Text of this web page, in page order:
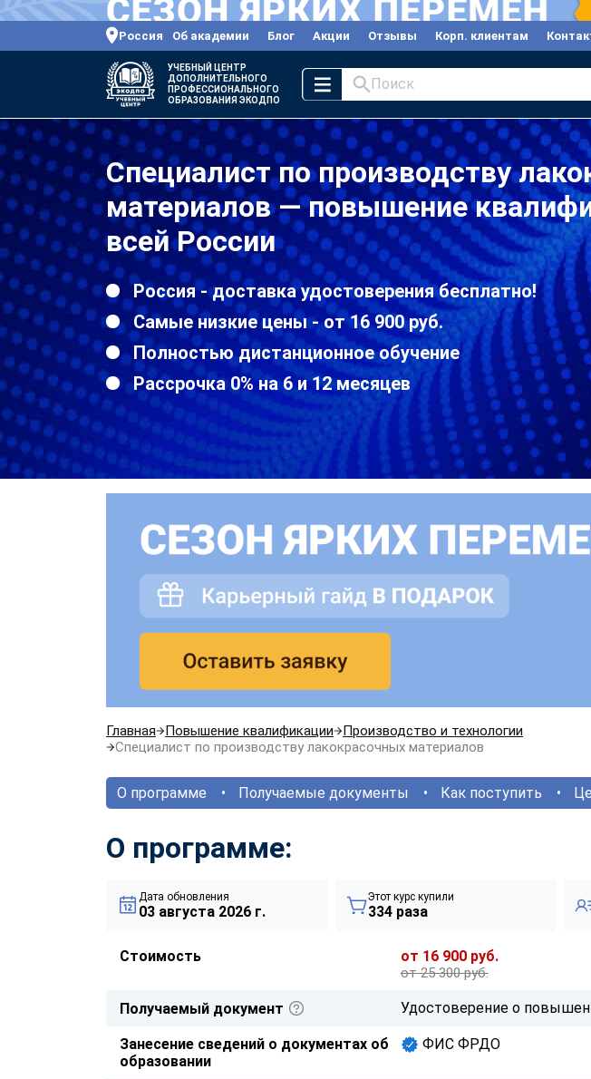
Россия Об академии Блог Акции Отзывы Корп. клиентам
УЧЕБНЫЙ ЦЕНТР
ДОПОЛНИТЕЛЬНОГО
ПРОФЕССИОНАЛЬНОГО
ОБРАЗОВАНИЯ ЭКОДПО
Поиск
Специалист по производству
материалов — повышение
всей России
Россия - доставка удостоверения бесплатно!
Самые низкие цены - от 16 900 руб.
Полностью дистанционное обучение
Рассрочка 0% на 6 и 12 месяцев
Главная Повышение квалификации
Производство и технологии
Специалист по производству лакокрасочных материалов
О программе Получаемые документы Как поступить
О программе:
Дата обновления
03 августа 2026 г.
Этот курс купили
334 раза
Стоимость от 16 900 руб.
от 25 300 руб.
Получаемый документ Удостоверение о
Занесение сведений о документах об
образовании
ФИС ФРДО